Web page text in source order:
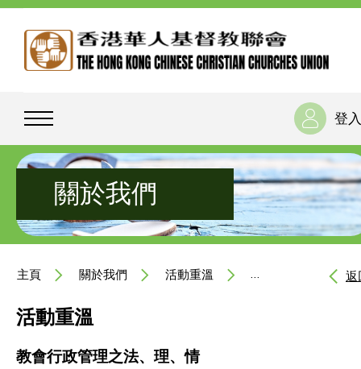
登入
關於我們
主頁 關於我們 活動重溫 教會行政管理之法返
活動重溫
教會行政管理之法、理、情